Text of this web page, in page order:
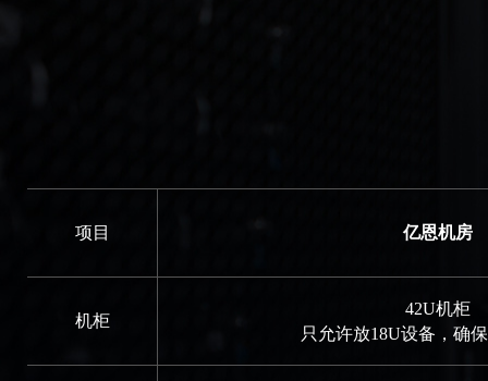
项目 亿恩机房
机柜
42U机柜
只允许放18U设备，确